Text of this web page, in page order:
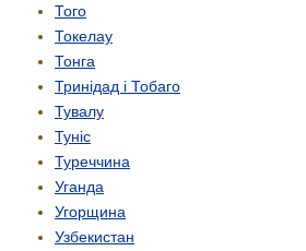
Того
Токелау
Тонга
Тринідад і Тобаго
Тувалу
Туніс
Туреччина
Уганда
Угорщина
Узбекистан